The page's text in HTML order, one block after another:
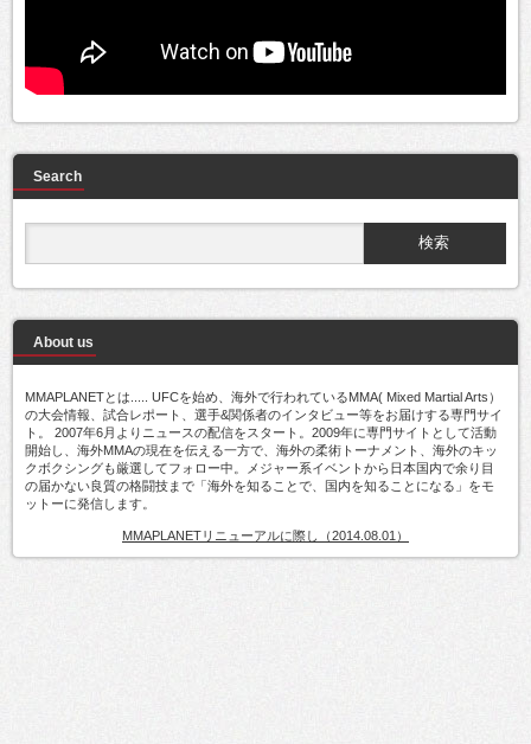
Search
About us
MMAPLANETとは..... UFCを始め、海外で行われているMMA( Mixed Martial Arts）
の大会情報、試合レポート、選手&関係者のインタビュー等をお届けする専門サイ
ト。 2007年6月よりニュースの配信をスタート。2009年に専門サイトとして活動
開始し、海外MMAの現在を伝える一方で、海外の柔術トーナメント、海外のキッ
クボクシングも厳選してフォロー中。メジャー系イベントから日本国内で余り目
の届かない良質の格闘技まで「海外を知ることで、国内を知ることになる」をモ
ットーに発信します。
MMAPLANETリニューアルに際し（2014.08.01）